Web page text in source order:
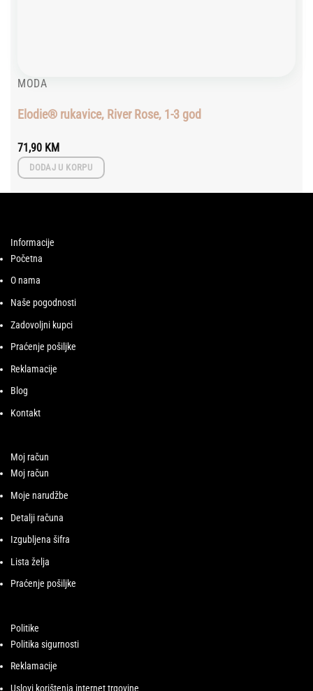
MODA
Elodie® rukavice, River Rose, 1-3 god
71,90 KM
DODAJ U KORPU
Informacije
Početna
O nama
Naše pogodnosti
Zadovoljni kupci
Praćenje pošiljke
Reklamacije
Blog
Kontakt
Moj račun
Moj račun
Moje narudžbe
Detalji računa
Izgubljena šifra
Lista želja
Praćenje pošiljke
Politike
Politika sigurnosti
Reklamacije
Uslovi korištenja internet trgovine